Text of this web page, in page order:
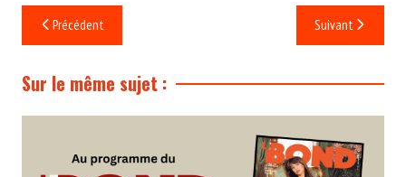
Navigation
de
l’article
Précédent Suivant
Sur le même sujet :